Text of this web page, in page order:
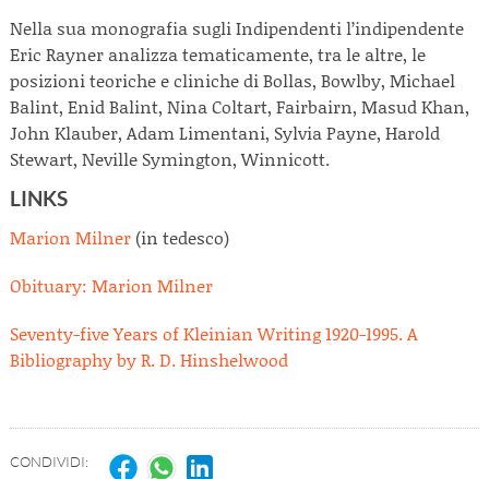
Nella sua monografia sugli Indipendenti l’indipendente
Eric Rayner analizza tematicamente, tra le altre, le
posizioni teoriche e cliniche di Bollas, Bowlby, Michael
Balint, Enid Balint, Nina Coltart, Fairbairn, Masud Khan,
John Klauber, Adam Limentani, Sylvia Payne, Harold
Stewart, Neville Symington, Winnicott.
LINKS
Marion Milner (in tedesco)
Obituary: Marion Milner
Seventy-five Years of Kleinian Writing 1920-1995. A
Bibliography by R. D. Hinshelwood
CONDIVIDI: